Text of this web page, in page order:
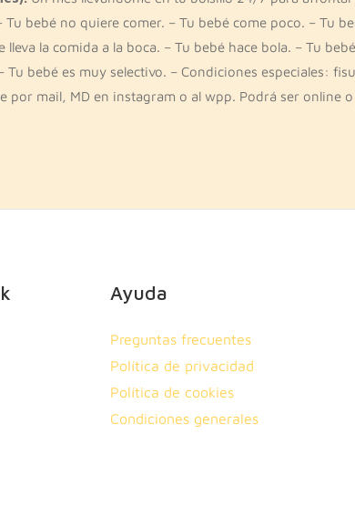
bebé no quiere comer. – Tu bebé come poco. – Tu
la comida a la boca. – Tu bebé hace bola. – Tu
bebé es muy selectivo. – Condiciones especiales:
por mail, MD en instagram o al wpp. Podrá ser online
Ayuda
Preguntas frecuentes
Política de privacidad
Política de cookies
Condiciones generales